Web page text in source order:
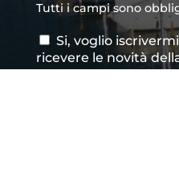
Tutti i campi sono
Consenso
newsletter
Si, voglio
ricevere le novità
weekend, eventi